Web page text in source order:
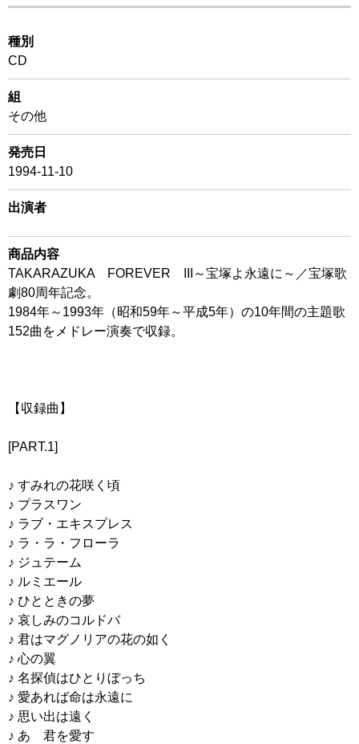
種別
CD
組
その他
発売日
1994-11-10
出演者
商品内容
TAKARAZUKA FOREVER III～宝塚よ永遠に～／宝塚歌
劇80周年記念。
1984年～1993年（昭和59年～平成5年）の10年間の主題歌
152曲をメドレー演奏で収録。
【収録曲】
[PART.1]
♪ すみれの花咲く頃
♪ プラスワン
♪ ラブ・エキスプレス
♪ ラ・ラ・フローラ
♪ ジュテーム
♪ ルミエール
♪ ひとときの夢
♪ 哀しみのコルドバ
♪ 君はマグノリアの花の如く
♪ 心の翼
♪ 名探偵はひとりぼっち
♪ 愛あれば命は永遠に
♪ 思い出は遠く
♪ あゝ君を愛す